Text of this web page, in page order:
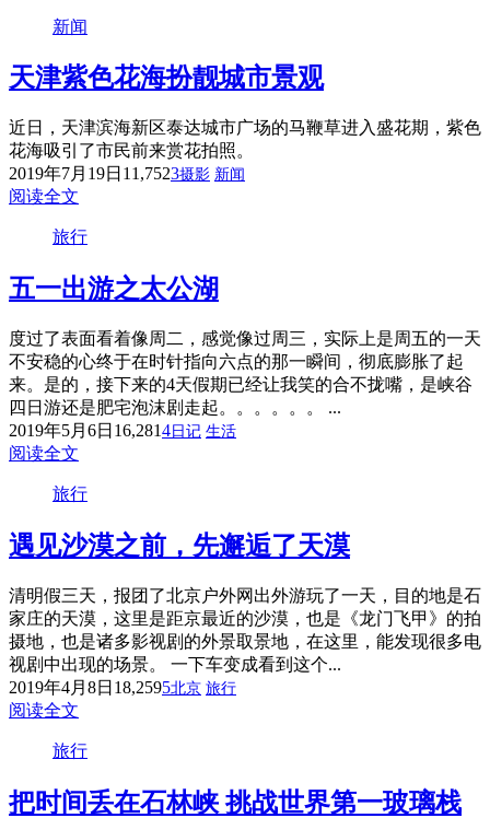
新闻
天津紫色花海扮靓城市景观
近日，天津滨海新区泰达城市广场的马鞭草进入盛花期，紫色
花海吸引了市民前来赏花拍照。
2019年7月19日 11,7523摄影 新闻
阅读全文
旅行
五一出游之太公湖
度过了表面看着像周二，感觉像过周三，实际上是周五的一天
不安稳的心终于在时针指向六点的那一瞬间，彻底膨胀了起
来。是的，接下来的4天假期已经让我笑的合不拢嘴，是峡谷
四日游还是肥宅泡沫剧走起。。。。。。 ...
2019年5月6日 16,2814 日记 生活
阅读全文
旅行
遇见沙漠之前，先邂逅了天漠
清明假三天，报团了北京户外网出外游玩了一天，目的地是石
家庄的天漠，这里是距京最近的沙漠，也是《龙门飞甲》的拍
摄地，也是诸多影视剧的外景取景地，在这里，能发现很多电
视剧中出现的场景。 一下车变成看到这个...
2019年4月8日 18,2595北京 旅行
阅读全文
旅行
把时间丢在石林峡 挑战世界第一玻璃栈